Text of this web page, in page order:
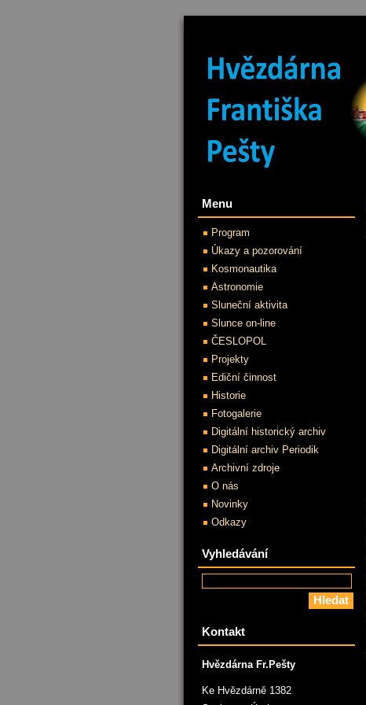
Menu
Program
Úkazy a pozorování
Kosmonautika
Astronomie
Sluneční aktivita
Slunce on-line
ČESLOPOL
Projekty
Ediční činnost
Historie
Fotogalerie
Digitální historický archiv
Digitální archiv Periodik
Archivní zdroje
O nás
Novinky
Odkazy
Vyhledávání
Kontakt
Hvězdárna Fr.Pešty
Ke Hvězdárně 1382